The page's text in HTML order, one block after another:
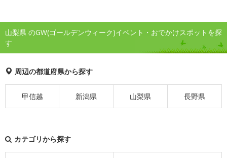
山梨県 のGW(ゴールデンウィーク)イベント・おでかけスポットを探
す
周辺の都道府県から探す
甲信越 新潟県 山梨県 長野県
カテゴリから探す